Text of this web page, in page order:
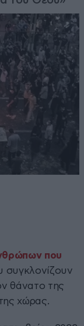
που
συγκλονίζουν
θάνατο της
χώρας.